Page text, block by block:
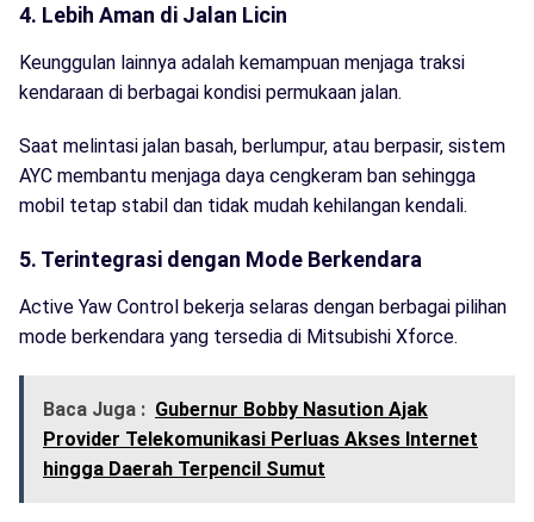
4. Lebih Aman di Jalan Licin
Keunggulan lainnya adalah kemampuan menjaga traksi
kendaraan di berbagai kondisi permukaan jalan.
Saat melintasi jalan basah, berlumpur, atau berpasir, sistem
AYC membantu menjaga daya cengkeram ban sehingga
mobil tetap stabil dan tidak mudah kehilangan kendali.
5. Terintegrasi dengan Mode Berkendara
Active Yaw Control bekerja selaras dengan berbagai pilihan
mode berkendara yang tersedia di Mitsubishi Xforce.
Baca Juga : Gubernur Bobby Nasution Ajak
Provider Telekomunikasi Perluas Akses Internet
hingga Daerah Terpencil Sumut